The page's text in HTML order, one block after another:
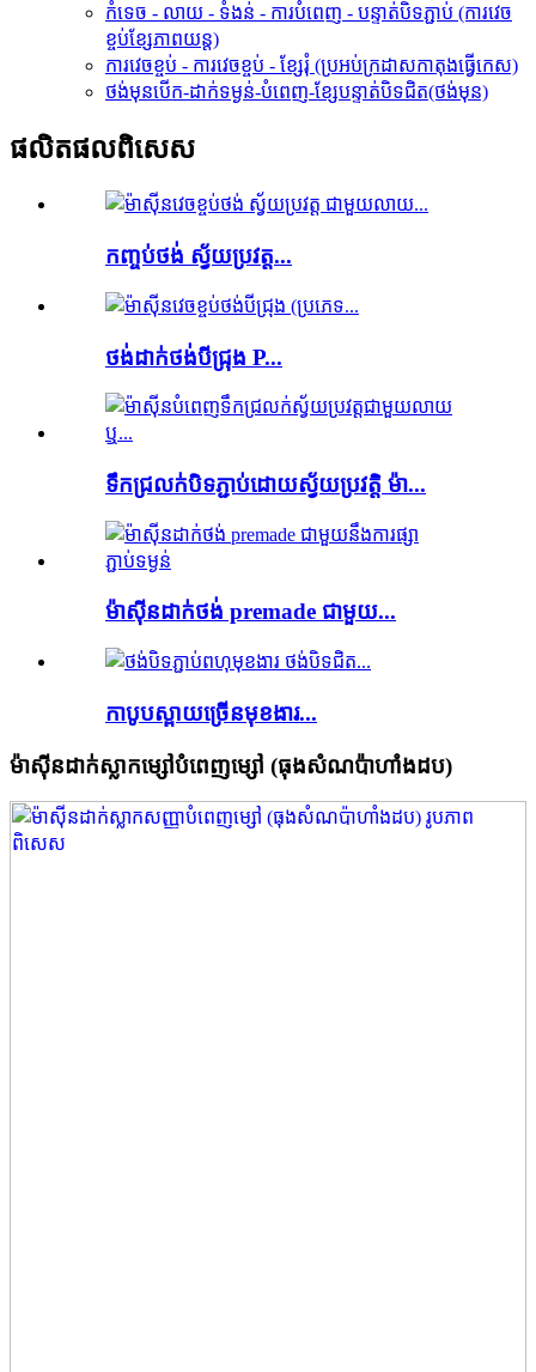
កំទេច - លាយ - ទំងន់ - ការបំពេញ - បន្ទាត់បិទភ្ជាប់ (ការវេច
ខ្ចប់ខ្សែភាពយន្ត)
ការវេចខ្ចប់ - ការវេចខ្ចប់ - ខ្សែរុំ (ប្រអប់ក្រដាសកាតុងធ្វើកេស)
ថង់មុនបើក-ដាក់ទម្ងន់-បំពេញ-ខ្សែបន្ទាត់បិទជិត(ថង់មុន)
ផលិតផល​ពិសេស
កញ្ចប់ថង់ ស្វ័យប្រវត្ត...
ថង់ដាក់ថង់បីជ្រុង P...
ទឹកជ្រលក់បិទភ្ជាប់ដោយស្វ័យប្រវត្តិ ម៉ា...
ម៉ាស៊ីនដាក់ថង់ premade ជាមួយ...
កាបូបស្ពាយច្រើនមុខងារ...
ម៉ាស៊ីនដាក់ស្លាកម្សៅបំពេញម្សៅ (ធុងសំណប៉ាហាំងដប)